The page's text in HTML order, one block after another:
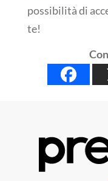
possibilità di
te!